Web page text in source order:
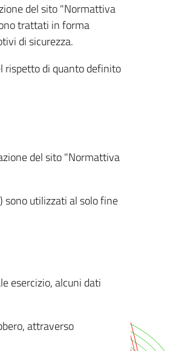
del sito "Normattiva
trattati in forma
di sicurezza.
rispetto di quanto definito
del sito "Normattiva
utilizzati al solo fine
esercizio, alcuni dati
attraverso